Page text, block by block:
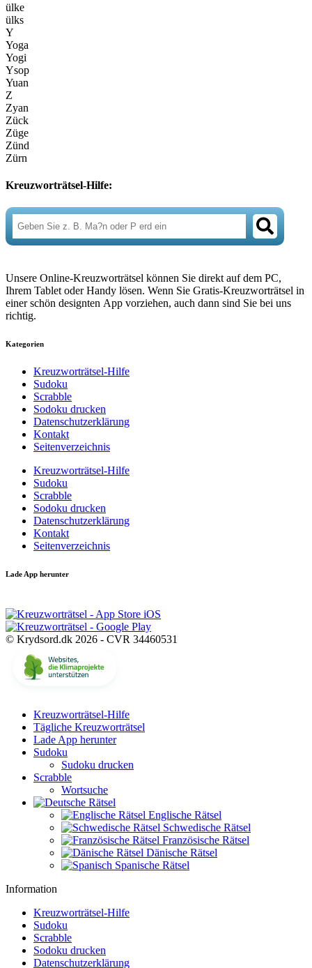
ülke
ülks
Y
Yoga
Yogi
Ysop
Yuan
Z
Zyan
Zück
Züge
Zünd
Zürn
Kreuzworträtsel-Hilfe:
Unsere Online-Kreuzworträtsel können Sie direkt auf dem PC,
Ihrem Tablet oder Handy lösen. Wenn Sie Gratis-Kreuzworträtsel in
einer schön designten App vorziehen, auch dann sind Sie bei uns
richtig.
Kategorien
Kreuzworträtsel-Hilfe
Sudoku
Scrabble
Sodoku drucken
Datenschutzerklärung
Kontakt
Seitenverzeichnis
Kreuzworträtsel-Hilfe
Sudoku
Scrabble
Sodoku drucken
Datenschutzerklärung
Kontakt
Seitenverzeichnis
Lade App herunter
© Krydsord.dk 2026 - CVR 34460531
Kreuzworträtsel-Hilfe
Tägliche Kreuzworträtsel
Lade App herunter
Sudoku
Sudoku drucken
Scrabble
Wortsuche
Englische Rätsel
Schwedische Rätsel
Französische Rätsel
Dänische Rätsel
Spanische Rätsel
Information
Kreuzworträtsel-Hilfe
Sudoku
Scrabble
Sodoku drucken
Datenschutzerklärung